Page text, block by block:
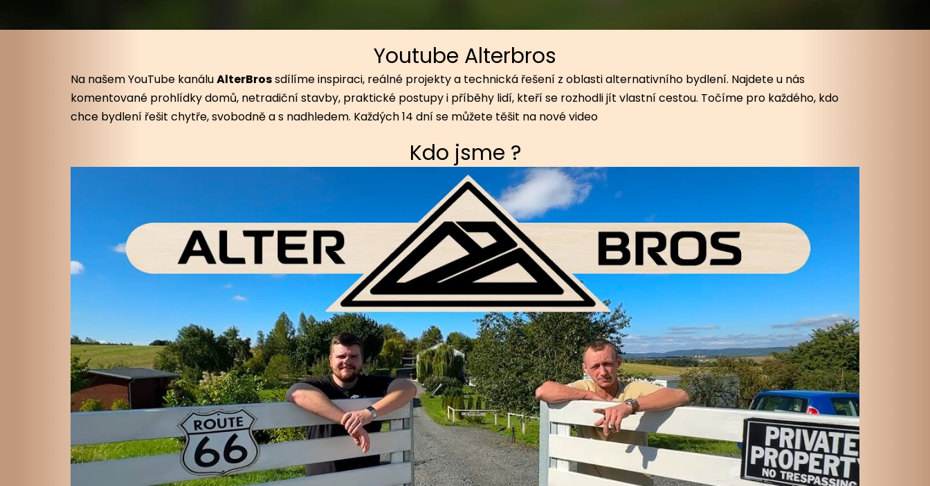
Youtube Alterbros
Na našem YouTube kanáluAlterBrossdílíme inspiraci, reálné projekty a technická řešení z oblasti alternativního bydlení. Najdete u nás
komentované prohlídky domů, netradiční stavby, praktické postupy i příběhy lidí, kteří se rozhodli jít vlastní cestou. Točíme pro každého, kdo
chce bydlení řešit chytře, svobodně a s nadhledem. Každých 14 dní se můžete těšit na nové video
Kdo jsme ?